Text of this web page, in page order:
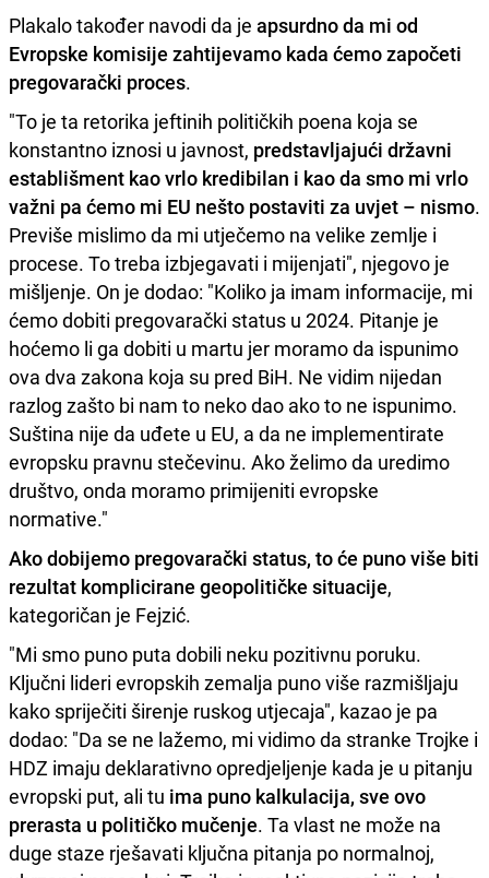
Plakalo također navodi da je apsurdno da mi od
Evropske komisije zahtijevamo kada ćemo započeti
pregovarački proces.
"To je ta retorika jeftinih političkih poena koja se
konstantno iznosi u javnost, predstavljajući državni
establišment kao vrlo kredibilan i kao da smo mi vrlo
važni pa ćemo mi EU nešto postaviti za uvjet – nismo.
Previše mislimo da mi utječemo na velike zemlje i
procese. To treba izbjegavati i mijenjati", njegovo je
mišljenje. On je dodao: "Koliko ja imam informacije, mi
ćemo dobiti pregovarački status u 2024. Pitanje je
hoćemo li ga dobiti u martu jer moramo da ispunimo
ova dva zakona koja su pred BiH. Ne vidim nijedan
razlog zašto bi nam to neko dao ako to ne ispunimo.
Suština nije da uđete u EU, a da ne implementirate
evropsku pravnu stečevinu. Ako želimo da uredimo
društvo, onda moramo primijeniti evropske
normative."
Ako dobijemo pregovarački status, to će puno više biti
rezultat komplicirane geopolitičke situacije,
kategoričan je Fejzić.
"Mi smo puno puta dobili neku pozitivnu poruku.
Ključni lideri evropskih zemalja puno više razmišljaju
kako spriječiti širenje ruskog utjecaja", kazao je pa
dodao: "Da se ne lažemo, mi vidimo da stranke Trojke i
HDZ imaju deklarativno opredjeljenje kada je u pitanju
evropski put, ali tu ima puno kalkulacija, sve ovo
prerasta u političko mučenje. Ta vlast ne može na
duge staze rješavati ključna pitanja po normalnoj,